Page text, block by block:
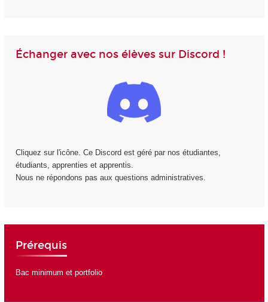
Échanger avec nos élèves sur Discord !
Cliquez sur l'icône. Ce Discord est géré par nos étudiantes,
étudiants, apprenties et apprentis.
Nous ne répondons pas aux questions administratives.
Prérequis
Bac minimum et portfolio